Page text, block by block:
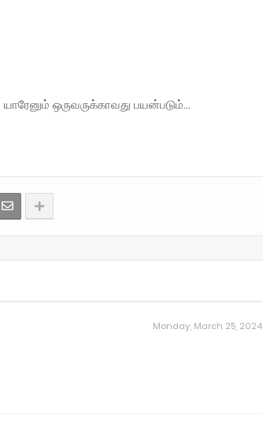
ஒருவருக்காவது பயன்படும்...
Monday, March 25, 2024